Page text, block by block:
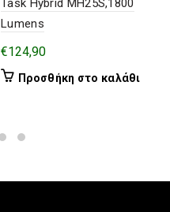
Task Hybrid MH25S,1800
Lumens
€124,90
Προσθήκη στο καλάθι